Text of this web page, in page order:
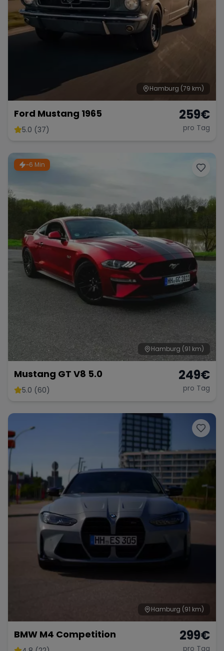
Hamburg (79 km)
Ford Mustang 1965
5.0 (37)
259€
pro Tag
~6 Min
Hamburg (91 km)
Mustang GT V8 5.0
5.0 (60)
249€
pro Tag
Hamburg (91 km)
BMW M4 Competition 299€
pro Tag